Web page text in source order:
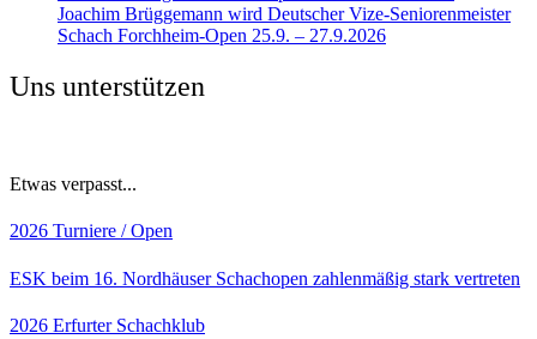
Joachim Brüggemann wird Deutscher Vize-Seniorenmeister
Schach Forchheim-Open 25.9. – 27.9.2026
Uns unterstützen
Etwas verpasst...
2026 Turniere / Open
ESK beim 16. Nordhäuser Schachopen zahlenmäßig stark vertreten
2026 Erfurter Schachklub